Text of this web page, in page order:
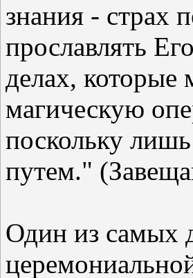
знания - страх
прославлять
делах, которые
магическую
поскольку
путем."
Один из самых